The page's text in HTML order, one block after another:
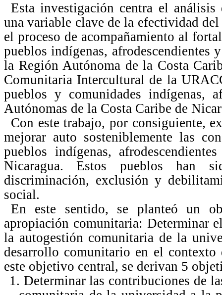
Esta investigación centra el
una variable clave de la efectividad
el proceso de acompañamiento al
pueblos indígenas,
la Región Autónoma de la Costa
Comunitaria Intercultural de la
pueblos y comunidades indígenas,
Autónomas de la Costa Caribe de
Con este trabajo, por consiguiente,
mejorar auto sosteniblemente las
pueblos indígenas,
Nicaragua. Estos pueblos han
discriminación, exclusión y
social.
En este sentido, se planteó un
apropiación comunitaria: Determinar
la autogestión comunitaria de la
desarrollo comunitario en el contexto
este objetivo central, se derivan 5
1. Determinar las contribuciones de